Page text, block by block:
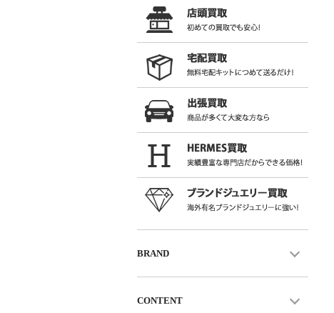
BRAND
CONTENT